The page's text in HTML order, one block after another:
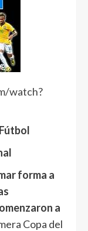
watch?
forma a
a
Copa del